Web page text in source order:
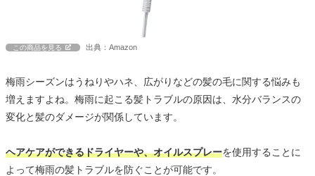
この商品を見る 出典：Amazon
梅雨シーズンはうねりやハネ、広がりなどの髪の毛に関する悩みも
増えますよね。梅雨に起こる髪トラブルの原因は、水分バランスの
変化と髪のダメージが関係しています。
ヘアケアができるドライヤーや、オイルスプレーを使用することに
よって梅雨の髪トラブルを防ぐことが可能です。